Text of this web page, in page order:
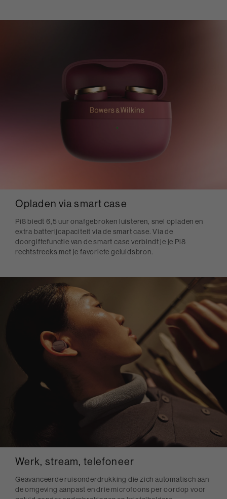
Opladen via smart case
Pi8 biedt 6,5 uur onafgebroken luisteren, snel opladen en
extra batterijcapaciteit via de smart case. Via de
doorgiftefunctie van de smart case verbindt je je Pi8
rechtstreeks met je favoriete geluidsbron.
Werk, stream, telefoneer
Geavanceerde ruisonderdrukking die zich automatisch aan
de omgeving aanpast en drie microfoons per oordop voor